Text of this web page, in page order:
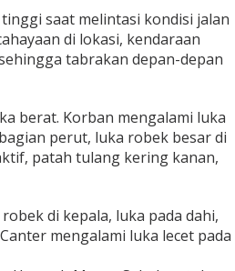
saat melintasi kondisi jalan
di lokasi, kendaraan
tabrakan depan-depan
berat. Korban mengalami luka
perut, luka robek besar di
patah tulang kering kanan,
di kepala, luka pada dahi,
mengalami luka lecet pada